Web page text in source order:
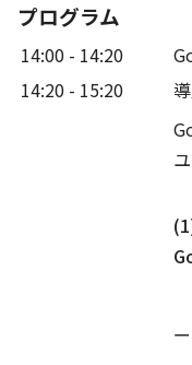
プログラム
14:00 - 14:20
14:20 - 15:20